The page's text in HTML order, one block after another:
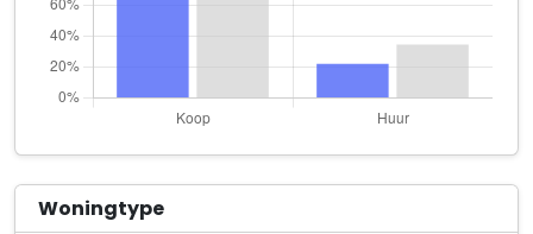
De Lingsfort Holding B.V.
Lingsforterweg 63
Marloes, Living Dreams
Pedicure Britt
't Wijdtveld 33
Woningtype